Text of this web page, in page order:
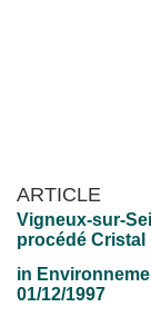
ARTICLE
Vigneux-sur-
procédé Cristal
in
01/12/1997